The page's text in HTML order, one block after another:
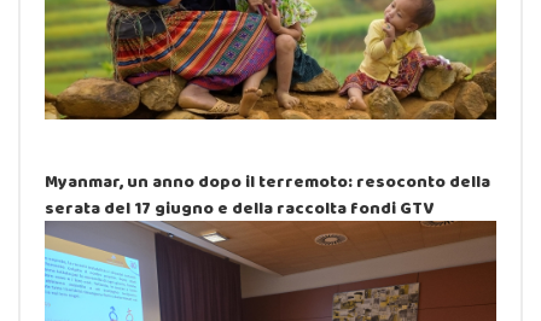
Myanmar, un anno dopo il terremoto: resoconto della
serata del 17 giugno e della raccolta fondi GTV